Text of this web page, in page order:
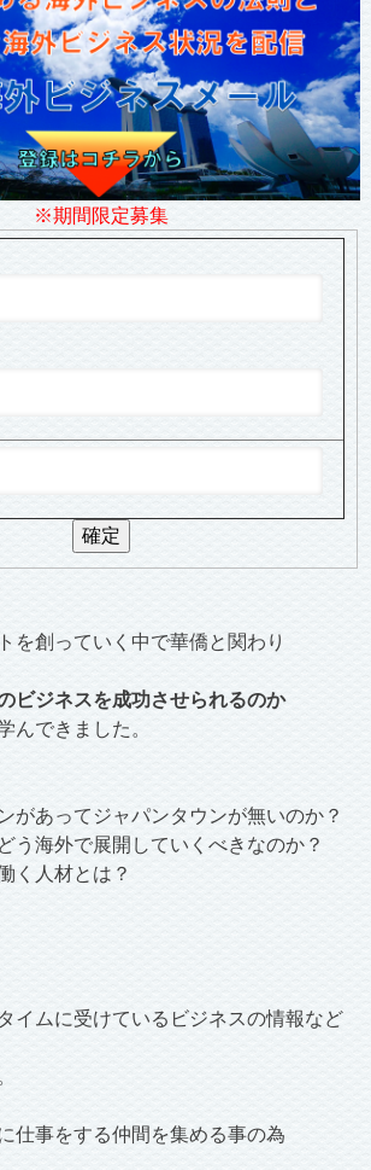
※期間限定募集
を創っていく中で華僑と関わり
ビジネスを成功させられるのか
んできました。
があってジャパンタウンが無いのか？
う海外で展開していくべきなのか？
く人材とは？
イムに受けているビジネスの情報など
仕事をする仲間を集める事の為